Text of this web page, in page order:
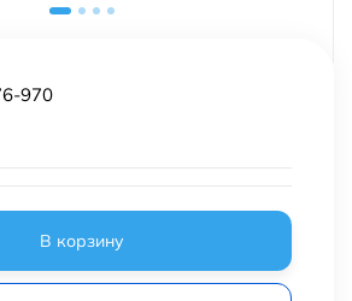
970
В корзину